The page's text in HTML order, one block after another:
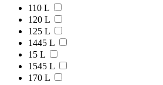
110 L
120 L
125 L
1445 L
15 L
1545 L
170 L